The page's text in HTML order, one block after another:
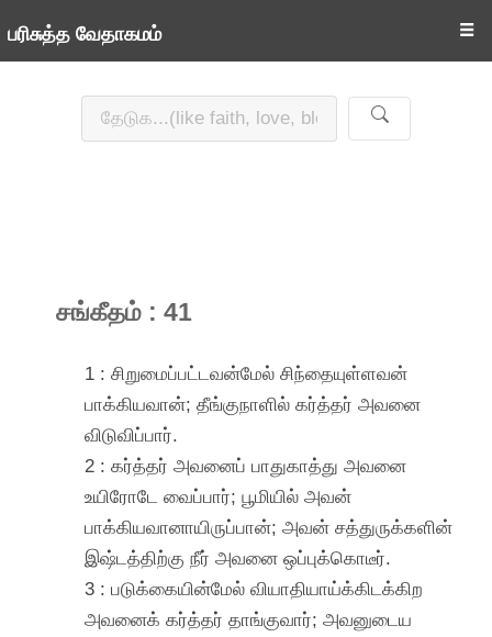
பரிசுத்த வேதாகமம் ☰
சங்கீதம் : 41
1 : சிறுமைப்பட்டவன்மேல் சிந்தையுள்ளவன்
பாக்கியவான்; தீங்குநாளில் கர்த்தர் அவனை
விடுவிப்பார்.
2 : கர்த்தர் அவனைப் பாதுகாத்து அவனை
உயிரோடே வைப்பார்; பூமியில் அவன்
பாக்கியவானாயிருப்பான்; அவன் சத்துருக்களின்
இஷ்டத்திற்கு நீர் அவனை ஒப்புக்கொடீர்.
3 : படுக்கையின்மேல் வியாதியாய்க்கிடக்கிற
அவனைக் கர்த்தர் தாங்குவார்; அவனுடைய